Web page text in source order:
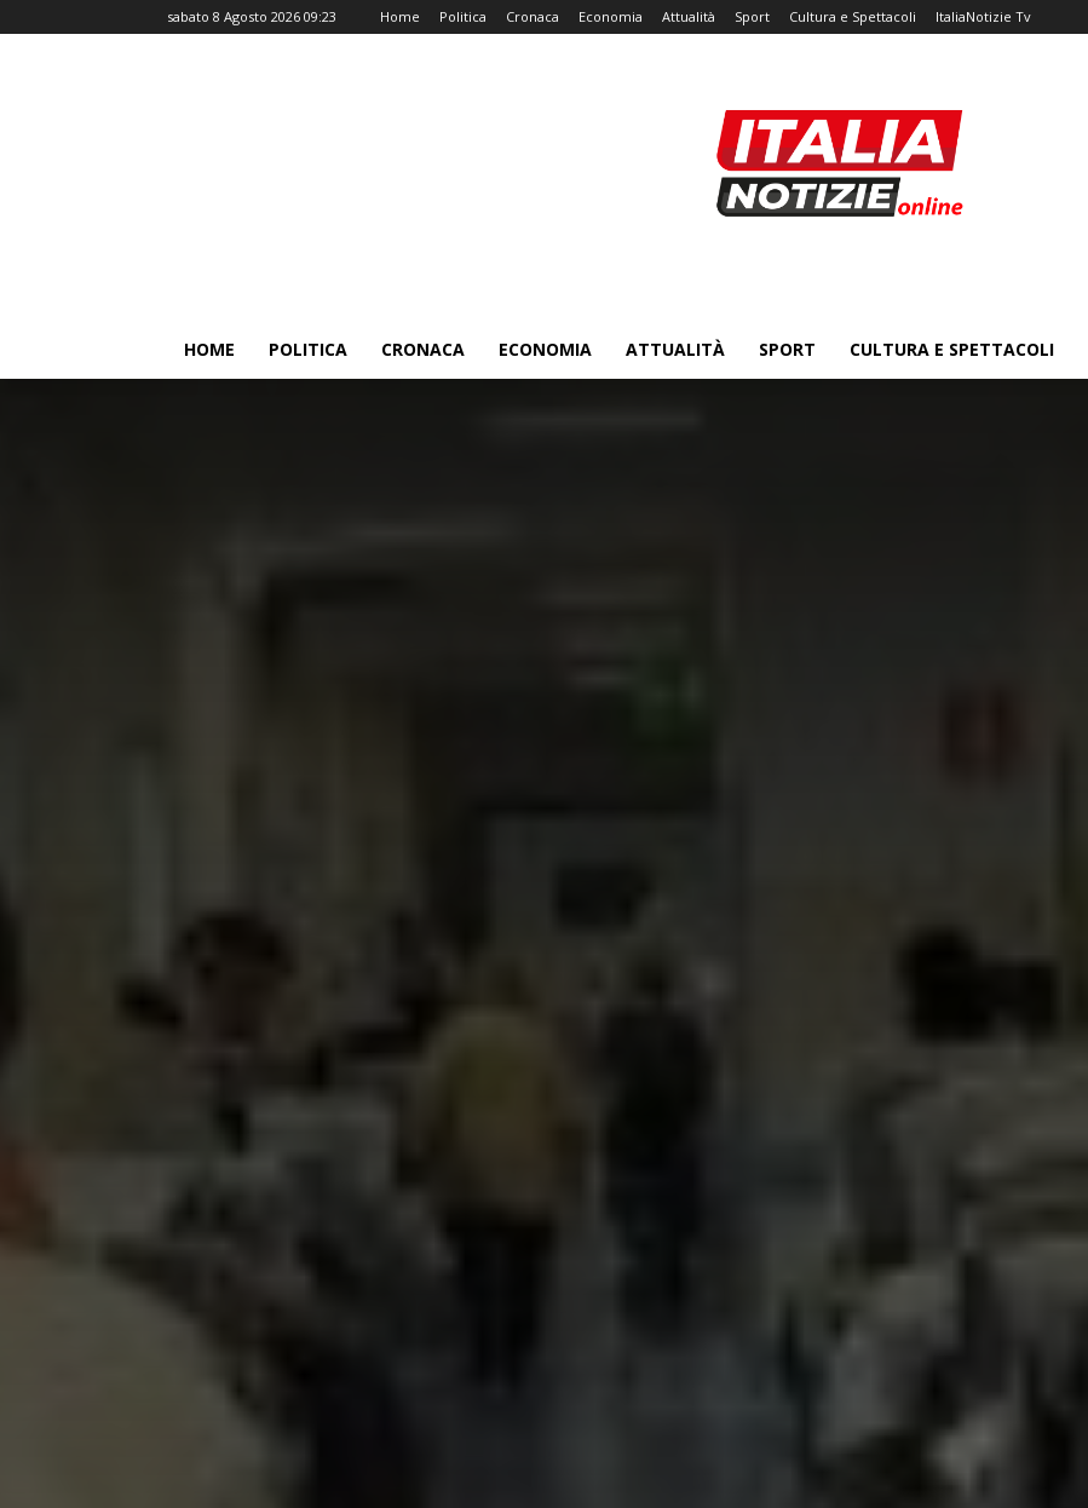
sabato 8 Agosto 2026 09:23 Home Politica Cronaca Economia Attualità Sport Cultura e Spettacoli ItaliaNotizie Tv
HOME POLITICA CRONACA ECONOMIA ATTUALITÀ SPORT CULTURA E SPETTACOLI